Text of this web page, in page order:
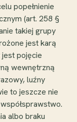
popełnienie
(art. 258 §
takiej grupy
jest karą
pojęcie
wewnętrzną
luźny
to jeszcze nie
albo braku